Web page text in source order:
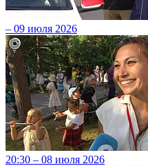
– 09 июля 2026
20:30 – 08 июля 2026